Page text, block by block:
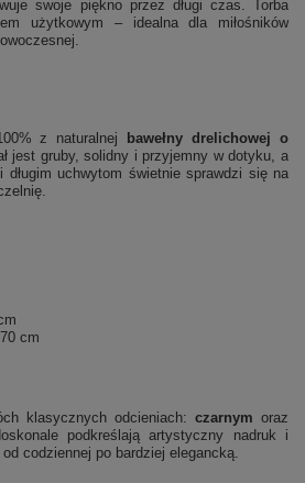
swoje piękno przez długi czas. Torba
użytkowym – idealna dla miłośników
z naturalnej bawełny drelichowej o
jest gruby, solidny i przyjemny w dotyku, a
długim uchwytom świetnie sprawdzi się na
cm
klasycznych odcieniach: czarnym oraz
podkreślają artystyczny nadruk i
codziennej po bardziej elegancką.